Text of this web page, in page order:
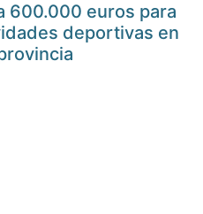
600.000 euros para
deportivas en